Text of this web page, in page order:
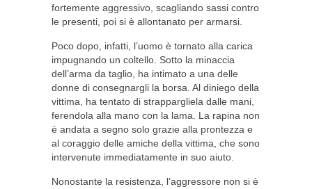
fortemente aggressivo, scagliando sassi contro
le presenti, poi si è allontanato per armarsi.
Poco dopo, infatti, l’uomo è tornato alla carica
impugnando un coltello. Sotto la minaccia
dell’arma da taglio, ha intimato a una delle
donne di consegnargli la borsa. Al diniego della
vittima, ha tentato di strappargliela dalle mani,
ferendola alla mano con la lama. La rapina non
è andata a segno solo grazie alla prontezza e
al coraggio delle amiche della vittima, che sono
intervenute immediatamente in suo aiuto.
Nonostante la resistenza, l’aggressore non si è